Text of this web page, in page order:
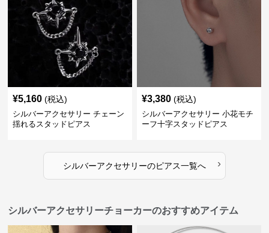
¥5,160 (税込)
シルバーアクセサリー チェーン
揺れるスタッドピアス
¥3,380 (税込)
シルバーアクセサリー 小花モチ
ーフ十字スタッドピアス
シルバーアクセサリーのピアス一覧へ ›
シルバーアクセサリーチョーカーのおすすめアイテム